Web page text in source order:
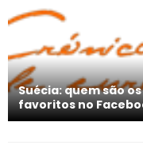
Suécia: quem são os
favoritos no